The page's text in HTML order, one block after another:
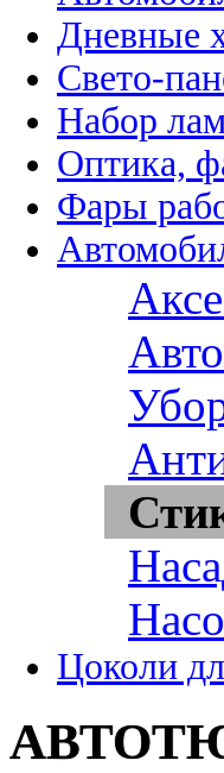
Дневные
Свето-
Набор
Оптика,
Фары
Цоколи